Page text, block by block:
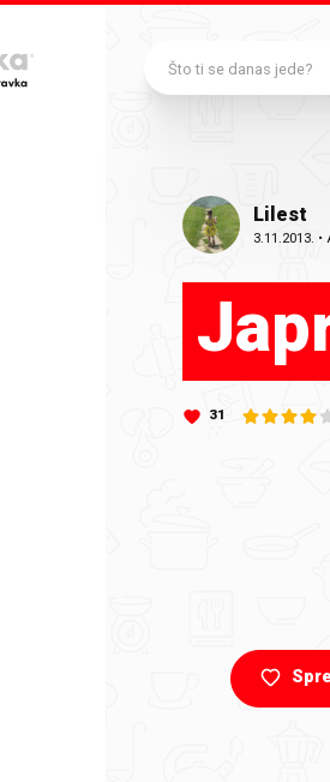
Lilest
3.11.2013. •
31
Što ti se danas jede?